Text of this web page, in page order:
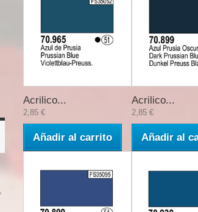
Acrilico...
2,85 €
Añadir al carrito
Acrilico...
2,85 €
Añadir al